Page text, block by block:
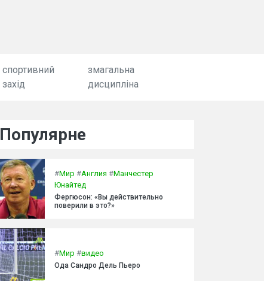
спортивний
захід
змагальна
дисципліна
Популярне
#Мир #Англия #Манчестер
Юнайтед
Фергюсон: «Вы действительно
поверили в это?»
#Мир #видео
Ода Сандро Дель Пьеро